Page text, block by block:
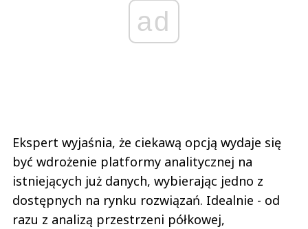
ad
Ekspert wyjaśnia, że ciekawą opcją wydaje się
być wdrożenie platformy analitycznej na
istniejących już danych, wybierając jedno z
dostępnych na rynku rozwiązań. Idealnie - od
razu z analizą przestrzeni półkowej,